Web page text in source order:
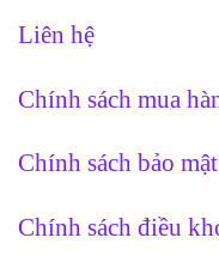
Liên hệ
Chính sách mua
Chính sách bảo mật
Chính sách điều